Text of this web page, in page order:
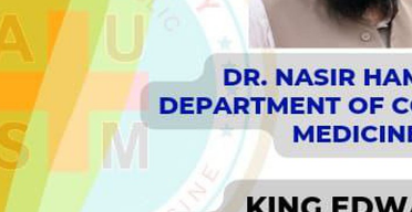
Студенттердин
мобилдүүлүгү
АРХИВ